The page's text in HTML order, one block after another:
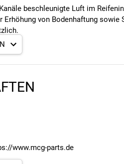
beschleunigte Luft im
von Bodenhaftung sowie
für den Einsatz im Enduro- und
des Rebounds
www.mcg-parts.de